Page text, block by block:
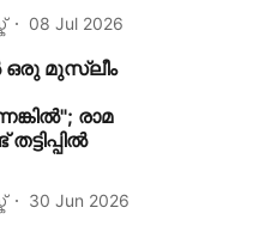
08 Jul 2026
ഒരു മുസ്ലീം
രാമ
30 Jun 2026